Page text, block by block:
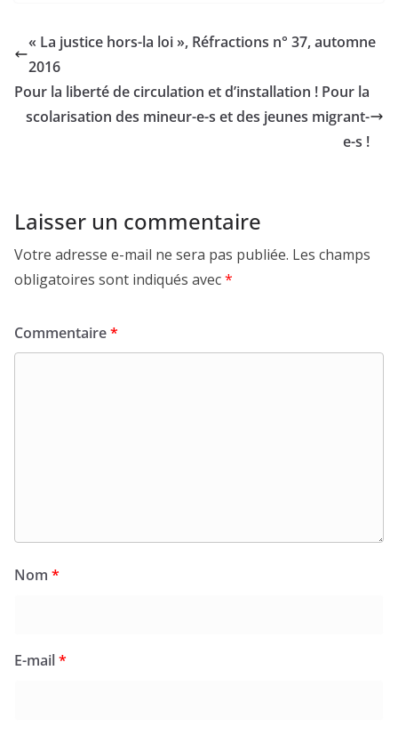
« La justice hors-la loi », Réfractions n° 37, automne
2016
Pour la liberté de circulation et d’installation ! Pour la
scolarisation des mineur-e-s et des jeunes migrant-
e-s !
Laisser un commentaire
Votre adresse e-mail ne sera pas publiée. Les champs
obligatoires sont indiqués avec*
Commentaire*
Nom *
E-mail*